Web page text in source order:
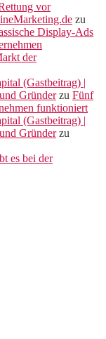
vor
zu
Display-Ads
der
(Gastbeitrag) |
Gründerzu Fünf
funktioniert
(Gastbeitrag) |
Gründerzu
es bei der